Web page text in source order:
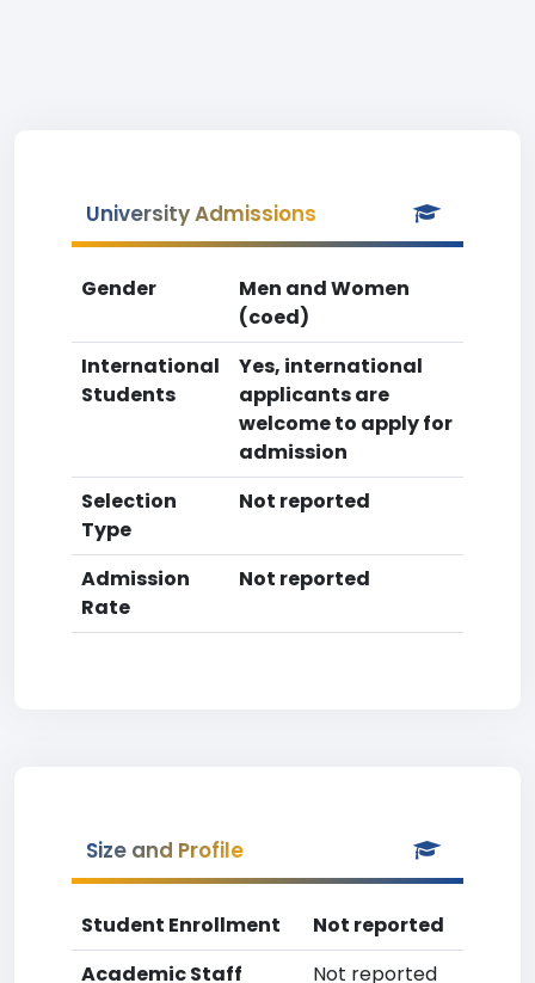
University Admissions
Gender
Men and Women
(coed)
International
Students
Yes, international
applicants are
welcome to apply for
admission
Selection
Type
Not reported
Admission
Rate
Not reported
Size and Profile
Student Enrollment
Not reported
Academic Staff
Not reported